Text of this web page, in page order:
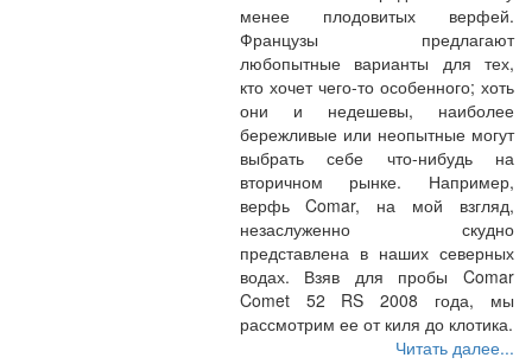
менее плодовитых верфей.
Французы предлагают
любопытные варианты для тех,
кто хочет чего-то особенного; хоть
они и недешевы, наиболее
бережливые или неопытные могут
выбрать себе что-нибудь на
вторичном рынке. Например,
верфь Comar, на мой взгляд,
незаслуженно скудно
представлена в наших северных
водах. Взяв для пробы Comar
Comet 52 RS 2008 года, мы
рассмотрим ее от киля до клотика.
Читать далее...